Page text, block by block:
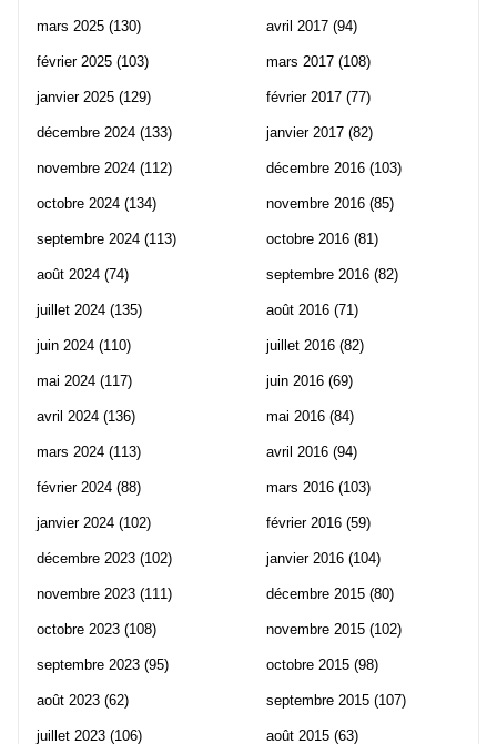
mars 2025 (130)
février 2025 (103)
janvier 2025 (129)
décembre 2024 (133)
novembre 2024 (112)
octobre 2024 (134)
septembre 2024 (113)
août 2024 (74)
juillet 2024 (135)
juin 2024 (110)
mai 2024 (117)
avril 2024 (136)
mars 2024 (113)
février 2024 (88)
janvier 2024 (102)
décembre 2023 (102)
novembre 2023 (111)
octobre 2023 (108)
septembre 2023 (95)
août 2023 (62)
juillet 2023 (106)
avril 2017 (94)
mars 2017 (108)
février 2017 (77)
janvier 2017 (82)
décembre 2016 (103)
novembre 2016 (85)
octobre 2016 (81)
septembre 2016 (82)
août 2016 (71)
juillet 2016 (82)
juin 2016 (69)
mai 2016 (84)
avril 2016 (94)
mars 2016 (103)
février 2016 (59)
janvier 2016 (104)
décembre 2015 (80)
novembre 2015 (102)
octobre 2015 (98)
septembre 2015 (107)
août 2015 (63)